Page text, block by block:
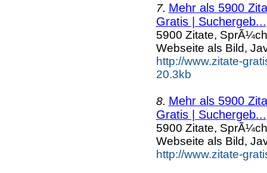
7. Mehr als 5900
Gratis | Suchergeb...
5900 Zitate,
Webseite als Bild,
http://www.zitate-
20.3kb
8. Mehr als 5900
Gratis | Suchergeb...
5900 Zitate,
Webseite als Bild,
http://www.zitate-